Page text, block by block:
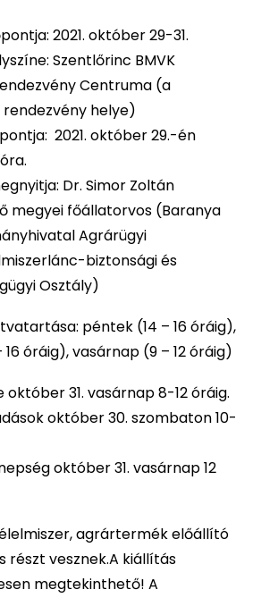
2021. október 29-31.
Szentlőrinc BMVK
Centruma (a
helye)
2021. október 29.-én
Dr. Simor Zoltán
megyei főállatorvos (Baranya
Agrárügyi
biztonsági és
Osztály)
péntek (14 – 16 óráig),
óráig), vasárnap (9 – 12 óráig)
október 31. vasárnap 8-12 óráig.
október 30. szombaton 10-
október 31. vasárnap 12
agrártermék előállító
részt vesznek.A kiállítás
megtekinthető! A